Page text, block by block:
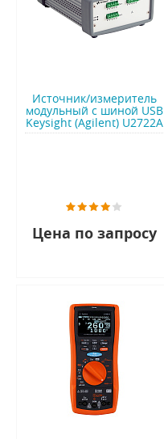
Источник/измеритель
модульный с шиной USB
Keysight (Agilent) U2722A
Цена по запросу